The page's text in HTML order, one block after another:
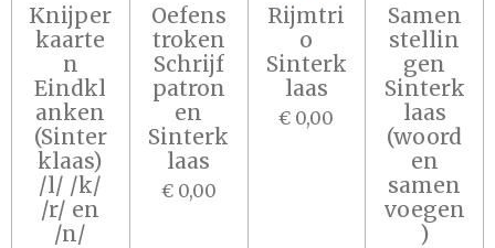
Knijper
kaarte
n
Eindkl
anken
(Sinter
klaas)
/l/ /k/
/r/ en
/n/
Oefens
troken
Schrijf
patron
en
Sinterk
laas
€ 0,00
Rijmtri
o
Sinterk
laas
€ 0,00
Samen
stellin
gen
Sinterk
laas
(woord
en
samen
voegen
)